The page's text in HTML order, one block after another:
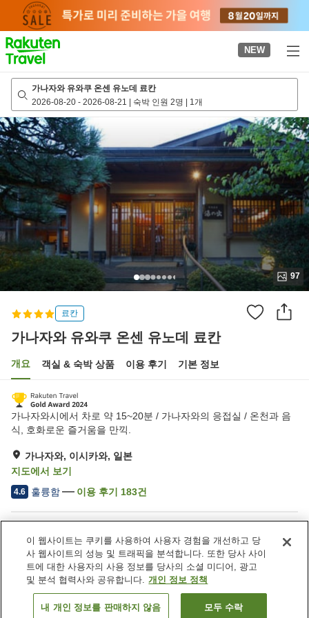
page
NEW
가나자와 유와쿠 온센 유노데 료칸
2026-08-20 - 2026-08-21 | 숙박 인원 2명 | 1개
97
료칸
가나자와 유와쿠 온센 유노데 료칸
개요 객실 & 숙박 상품 이용 후기 기본 정보
가나자와시에서 차로 약 15~20분 / 가나자와의 응접실 / 온천과 음
식, 호화로운 즐거움을 만끽.
가나자와, 이시카와, 일본
지도에서 보기
4.6 훌륭함 이용 후기 183건
스파 / 미용실
프라이빗 다이닝
자동판매기
회의실
일본 이시카와
가나자와
가나자와 유와쿠 온센 유노데 료칸객실 보기
이 웹사이트는 쿠키를 사용하여 사용자 경험을 개선하고 당
사 웹사이트의 성능 및 트래픽을 분석합니다. 또한 당사 사이
트에 대한 사용자의 사용 정보를 당사의 소셜 미디어, 광고
및 분석 협력사와 공유합니다. 개인 정보 정책
내 개인 정보를 판매하지 않음 모두 수락